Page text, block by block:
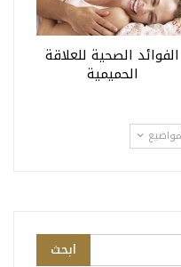
الفوائد الصحية للعلاقة
الحميمية